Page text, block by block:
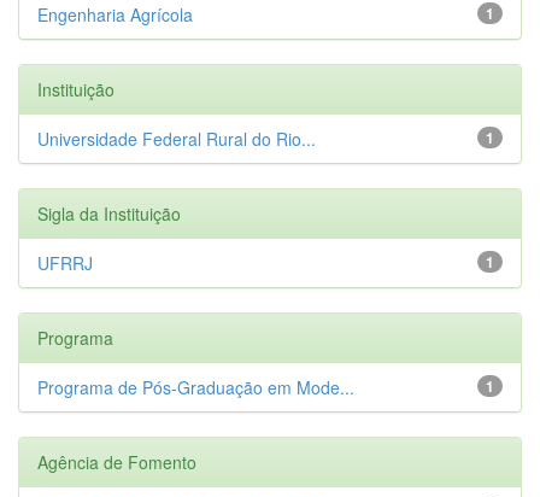
1
Engenharia Agrícola
Instituição
1
Universidade Federal Rural do Rio...
Sigla da Instituição
1
UFRRJ
Programa
1
Programa de Pós-Graduação em Mode...
Agência de Fomento